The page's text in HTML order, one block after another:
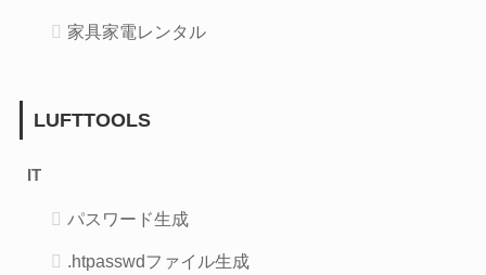
家具家電レンタル
LUFTTOOLS
IT
パスワード生成
.htpasswdファイル生成